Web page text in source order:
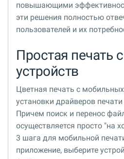
повышающими
эти решения полностью
пользователей и их
Простая печать
устройств
Цветная печать с
установки драйверов
Причем поиск и перенос
осуществляется просто "на
3 шага для мобильной
приложение, выберите